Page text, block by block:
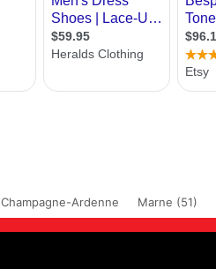
Champagne-Ardenne Marne (51)